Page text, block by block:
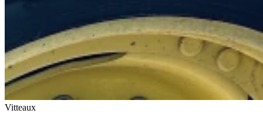
Vitteaux